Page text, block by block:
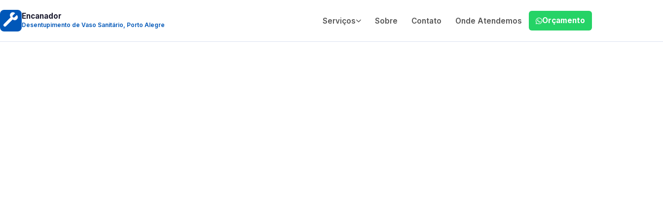
Encanador
Desentupimento de Vaso Sanitário, Porto Alegre Serviços Sobre Contato Onde Atendemos Orçamento